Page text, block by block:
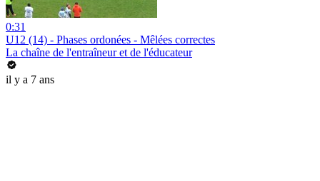
0:31
U12 (14) - Phases ordonées - Mêlées correctes
La chaîne de l'entraîneur et de l'éducateur
il y a 7 ans